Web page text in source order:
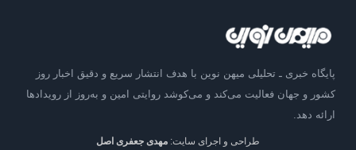
پایگاه خبری ـ تحلیلی میهن نوین با هدف انتشار سریع و دقیق اخبار روز
کشور و جهان فعالیت می‌کند و می‌کوشد روایتی امین و به‌روز از رویدادها
ارائه دهد.
طراحی و اجرای سایت: مهدی جعفری اصل